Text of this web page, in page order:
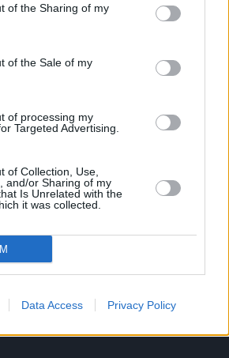
of the Sharing of my
of the Sale of my
of processing my
Targeted Advertising.
of Collection, Use,
and/or Sharing of my
Is Unrelated with the
it was collected.
Data Access Privacy Policy
Θεσσαλονίκη: Η Ελισάβετ